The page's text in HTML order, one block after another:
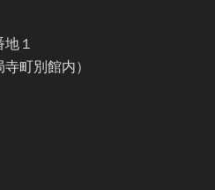
１
町別館内）